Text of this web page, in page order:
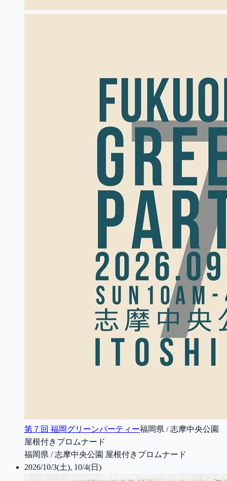
第７回 福岡グリーンパーティー福岡県 / 志摩中央公園
屋根付きプロムナード
福岡県 / 志摩中央公園 屋根付きプロムナード
2026/10/3(土), 10/4(日)